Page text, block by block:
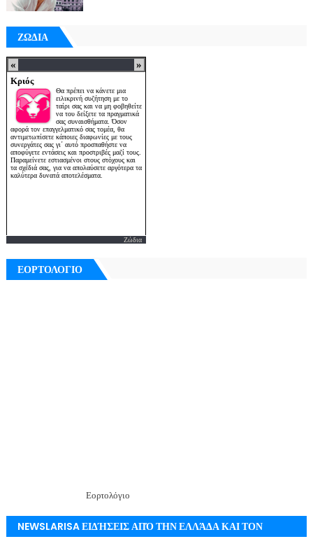
ΖΩΔΙΑ
Ζώδια
ΕΟΡΤΟΛΟΓΙΟ
Εορτολόγιο
NEWSLARISA ΕΙΔΉΣΕΙΣ ΑΠΌ ΤΗΝ ΕΛΛΆΔΑ ΚΑΙ ΤΟΝ